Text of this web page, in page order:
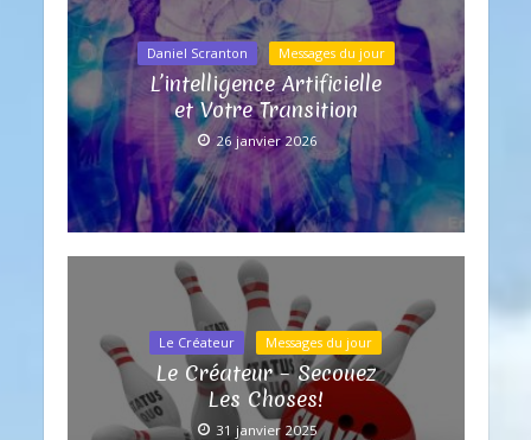
Daniel Scranton Messages du jour
L’intelligence Artificielle
et Votre Transition
26 janvier 2026
Le Créateur Messages du jour
Le Créateur – Secouez
Les Choses!
31 janvier 2025